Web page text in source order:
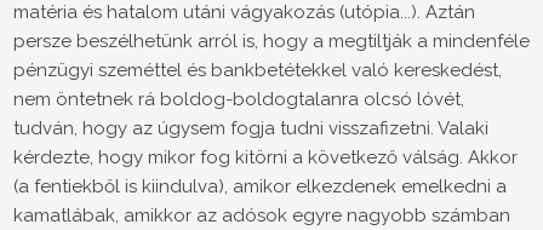
matéria és hatalom utáni vágyakozás (utópia...). Aztán
persze beszélhetünk arról is, hogy a megtiltják a mindenféle
pénzügyi szeméttel és bankbetétekkel való kereskedést,
nem öntetnek rá boldog-boldogtalanra olcsó lóvét,
tudván, hogy az úgysem fogja tudni visszafizetni. Valaki
kérdezte, hogy mikor fog kitörni a következő válság. Akkor
(a fentiekből is kiindulva), amikor elkezdenek emelkedni a
kamatlábak, amikkor az adósok egyre nagyobb számban